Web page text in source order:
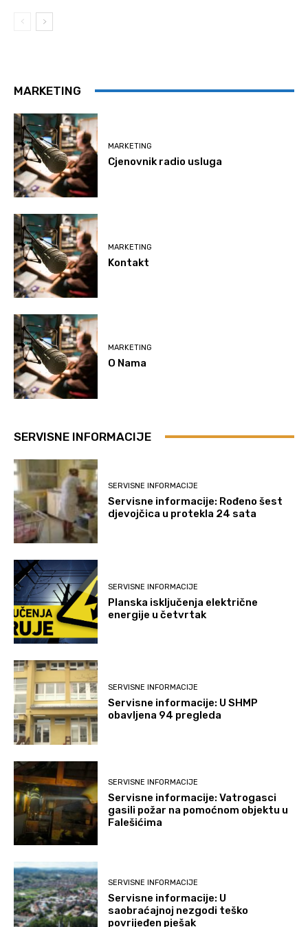
MARKETING
MARKETING
Cjenovnik radio usluga
MARKETING
Kontakt
MARKETING
O Nama
SERVISNE INFORMACIJE
SERVISNE INFORMACIJE
Servisne informacije: Rođeno šest
djevojčica u protekla 24 sata
SERVISNE INFORMACIJE
Planska isključenja električne
energije u četvrtak
SERVISNE INFORMACIJE
Servisne informacije: U SHMP
obavljena 94 pregleda
SERVISNE INFORMACIJE
Servisne informacije: Vatrogasci
gasili požar na pomoćnom objektu u
Falešićima
SERVISNE INFORMACIJE
Servisne informacije: U
saobraćajnoj nezgodi teško
povrijeđen pješak